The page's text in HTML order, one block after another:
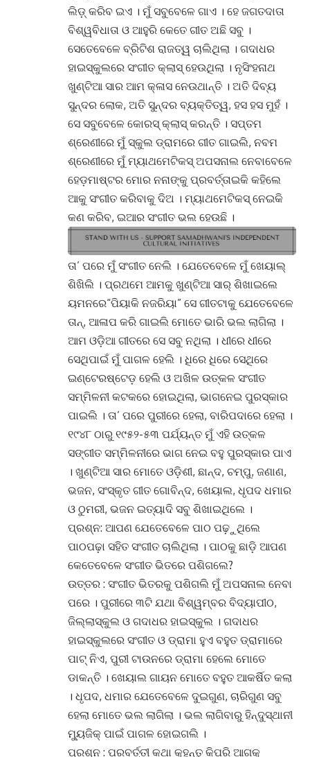
ଲିଡ଼୍ କରିବ ଇଏ । ମୁଁ ସବୁବେଳେ ଗାଏ । ହେ ଜଗତଦାତା
ବିଶ୍ୱବିଧାତା ଓ ଆହୁରି କେତେ ଗୀତ ଅଛି ସବୁ ।
ସେତେବେଳେ ବ୍ରିଟିଶ ରାଜତ୍ୱ ଚାଲିଥିଲା । ଗଦାଧର
ହାଇସ୍କୁଲରେ ସଂଗୀତ କ୍ଲାସ୍ ହେଉଥିଲା । ନୃସିଂହନାଥ
ଖୁଣ୍ଟିଆ ସାର ଆମ କ୍ଳାସ ନେଉଥାନ୍ତି । ଅତି ଦିବ୍ୟ
ସୁନ୍ଦର ଲୋକ, ଅତି ସୁନ୍ଦର ବ୍ୟକ୍ତିତ୍ୱ, ହସ ହସ ମୁହଁ ।
ସେ ସବୁବେଳେ କୋରସ୍ କ୍ଲାସ୍ କରନ୍ତି । ସପ୍ତମ
ଶ୍ରେଣୀରେ ମୁଁ ସ୍କୁଲ ଡ୍ରାମରେ ଗୀତ ଗାଇଲି, ନବମ
ଶ୍ରେଣୀରେ ମୁଁ ମ୍ୟାଥମେଟିକସ୍ ଅପସନାଲ ନେବାବେଳେ
ହେଡ଼ମାଷ୍ଟର ମୋର ନନାଙ୍କୁ ପ୍ରବର୍ତ୍ତାଇକି କହିଲେ
ଆକୁ ସଂଗୀତ କରିବାକୁ ଦିଅ । ମ୍ୟାଥମେଟିକସ୍ ନେଇକି
କଣ କରିବ, ଇଆର ସଂଗୀତ ଭଲ ହେଉଛି ।
ତା’ ପରେ ମୁଁ ସଂଗୀତ ନେଲି । ଯେତେବେଳେ ମୁଁ ଖେୟାଲ୍
ଶିଖିଲି । ପ୍ରଥମେ ଆମକୁ ଖୁଣ୍ଟିଆ ସାର୍ ଶିଖାଇଲେ
ୟମନରେ“ପିୟାକି ନଜରିୟା” ସେ ଗୀତଟାକୁ ଯେତେବେଳେ
ତାନ୍, ଆଳାପ କରି ଗାଇଲି ମୋତେ ଭାରି ଭଲ ଲାଗିଲା ।
ଆମ ଓଡ଼ିଆ ଗୀତରେ ସେ ସବୁ ନଥିଲା । ଧୀରେ ଧୀରେ
ସେଥିପାଇଁ ମୁଁ ପାଗଳ ହେଲି । ଧିରେ ଧିରେ ସେଥିରେ
ଇଣ୍ଟେରଷ୍ଟେଡ଼ ହେଲି ଓ ଅଖିଳ ଉତ୍କଳ ସଂଗୀତ
ସମ୍ମିଳନୀ କଟକରେ ହୋଇଥିଲା, ଭାଗନେଇ ପୁରସ୍କାର
ପାଇଲି । ତା’ ପରେ ପୁରୀରେ ହେଲା, ବାରିପଦାରେ ହେଲା ।
୧୯୪୮ ଠାରୁ ୧୯୫୨-୫୩ ପର୍ଯ୍ୟନ୍ତ ମୁଁ ଏହି ଉତ୍କଳ
ସଙ୍ଗୀତ ସମ୍ମିଳନୀରେ ଭାଗ ନେଇ ବହୁ ପୁରସ୍କାର ପାଏ
। ଖୁଣ୍ଟିଆ ସାର ମୋତେ ଓଡ଼ିଶୀ, ଛାନ୍ଦ, ଚମ୍ପୁ, ଜଣାଣ,
ଭଜନ, ସଂସ୍କୃତ ଗୀତ ଗୋବିନ୍ଦ, ଖେୟାଲ, ଧୃପଦ ଧମାର
ଓ ଠୁମରୀ, ଭଜନ ଇତ୍ୟାଦି ସବୁ ଶିଖାଇଥିଲେ ।
ପ୍ରଶ୍ନ: ଆପଣ ଯେତେବେଳେ ପାଠ ପଢ଼ୁଥିଲେ
ପାଠପଢ଼ା ସହିତ ସଂଗୀତ ଚାଲିଥିଲା । ପାଠକୁ ଛାଡ଼ି ଆପଣ
କେତେବେଳେ ସଂଗୀତ ଭିତରେ ପଶିଗଲେ?
ଉତ୍ତର : ସଂଗୀତ ଭିତରକୁ ପଶିଗଲି ମୁଁ ଅପସନାଲ ନେବା
ପରେ । ପୁରୀରେ ୩ଟି ଯଥା ବିଶ୍ୱମ୍ବର ବିଦ୍ୟାପୀଠ,
ଜିଲ୍ଲାସ୍କୁଲ ଓ ଗଦାଧର ହାଇସ୍କୁଲ । ଗଦାଧର
ହାଇସ୍କୁଲରେ ସଂଗୀତ ଓ ଡ୍ରାମା ହୁଏ ବହୁତ ଡ୍ରାମାରେ
ପାଟ୍ ନିଏ, ପୁରୀ ଟାଉନରେ ଡ୍ରାମା ହେଲେ ମୋତେ
ଡାକନ୍ତି । ଖେୟାଲ ଗାୟନ ମୋତେ ବହୁତ ଆକର୍ଷିତ କଲା
। ଧୃପଦ, ଧମାର ଯେତେବେଳେ ଦୁଇଗୁଣ, ଚାରିଗୁଣ ସବୁ
ହେଲା ମୋତେ ଭଲ ଲାଗିଲା । ଭଲ ଲାଗିବାରୁ ହିନ୍ଦୁସ୍ଥାନୀ
ମ୍ୟୁଜିକ୍ ପାଇଁ ପାଗଳ ହୋଇଗଲି ।
ପ୍ରଶ୍ନ : ପରବର୍ତ୍ତୀ କଥା କୁହନ୍ତୁ କିପରି ଆଗକୁ